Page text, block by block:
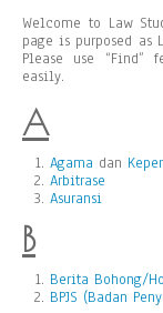
Welcome to Law
page is purposed as
Please use “Find”
easily.
A
Agama dan
Arbitrase
Asuransi
B
Berita Bohong/
BPJS (Badan